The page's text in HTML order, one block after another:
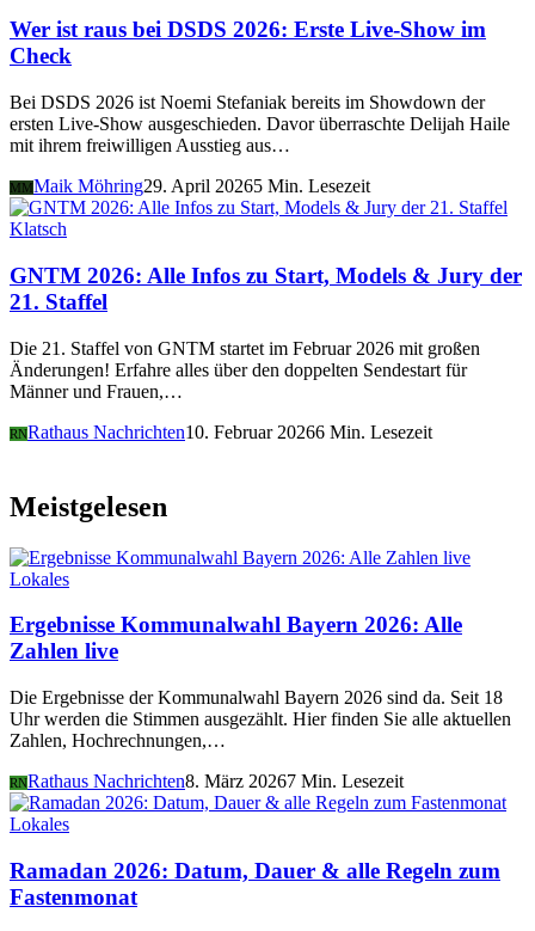
Wer ist raus bei DSDS 2026: Erste Live-Show im
Check
Bei DSDS 2026 ist Noemi Stefaniak bereits im Showdown der
ersten Live-Show ausgeschieden. Davor überraschte Delijah Haile
mit ihrem freiwilligen Ausstieg aus…
MMMaik Möhring29. April 20265 Min. Lesezeit
Klatsch
GNTM 2026: Alle Infos zu Start, Models & Jury der
21. Staffel
Die 21. Staffel von GNTM startet im Februar 2026 mit großen
Änderungen! Erfahre alles über den doppelten Sendestart für
Männer und Frauen,…
RNRathaus Nachrichten10. Februar 20266 Min. Lesezeit
Meistgelesen
Lokales
Ergebnisse Kommunalwahl Bayern 2026: Alle
Zahlen live
Die Ergebnisse der Kommunalwahl Bayern 2026 sind da. Seit 18
Uhr werden die Stimmen ausgezählt. Hier finden Sie alle aktuellen
Zahlen, Hochrechnungen,…
RNRathaus Nachrichten8. März 20267 Min. Lesezeit
Lokales
Ramadan 2026: Datum, Dauer & alle Regeln zum
Fastenmonat